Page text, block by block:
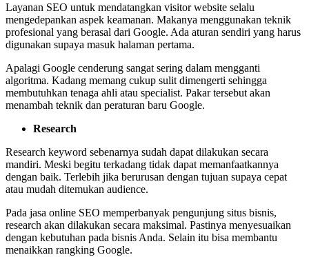
Layanan SEO untuk mendatangkan visitor website selalu
mengedepankan aspek keamanan. Makanya menggunakan teknik
profesional yang berasal dari Google. Ada aturan sendiri yang harus
digunakan supaya masuk halaman pertama.
Apalagi Google cenderung sangat sering dalam mengganti
algoritma. Kadang memang cukup sulit dimengerti sehingga
membutuhkan tenaga ahli atau specialist. Pakar tersebut akan
menambah teknik dan peraturan baru Google.
Research
Research keyword sebenarnya sudah dapat dilakukan secara
mandiri. Meski begitu terkadang tidak dapat memanfaatkannya
dengan baik. Terlebih jika berurusan dengan tujuan supaya cepat
atau mudah ditemukan audience.
Pada jasa online SEO memperbanyak pengunjung situs bisnis,
research akan dilakukan secara maksimal. Pastinya menyesuaikan
dengan kebutuhan pada bisnis Anda. Selain itu bisa membantu
menaikkan rangking Google.